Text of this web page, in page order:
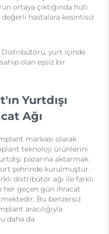
ortaya çıktığında hızlı
hastalara kesintisiz
Distribütörü, yurt içinde
olan eşsiz bir
Yurtdışı
Ağı
markası olarak
teknoloji ürünlerini
pazarına aktarmak
şehrinde kurulmuştur.
distribütör ağı ile farklı
her geçen gün ihracat
Bu benzersiz
aracılığıyla
daha da